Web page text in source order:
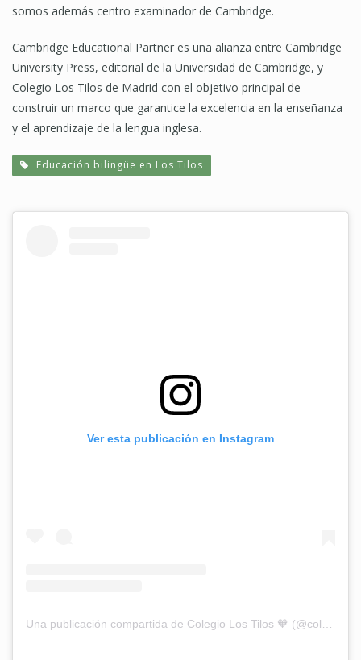
somos además centro examinador de Cambridge.
Cambridge Educational Partner es una alianza entre Cambridge
University Press, editorial de la Universidad de Cambridge, y
Colegio Los Tilos de Madrid con el objetivo principal de
construir un marco que garantice la excelencia en la enseñanza
y el aprendizaje de la lengua inglesa.
Educación bilingüe en Los Tilos
Ver esta publicación en Instagram
Una publicación compartida de Colegio Los Tilos 🧡 (@colegio_los_tilos)